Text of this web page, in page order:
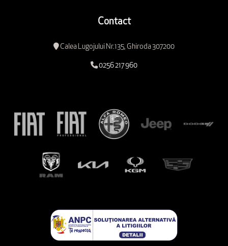
Contact
Calea Lugojului Nr.135, Ghiroda 307200
0256 217 960